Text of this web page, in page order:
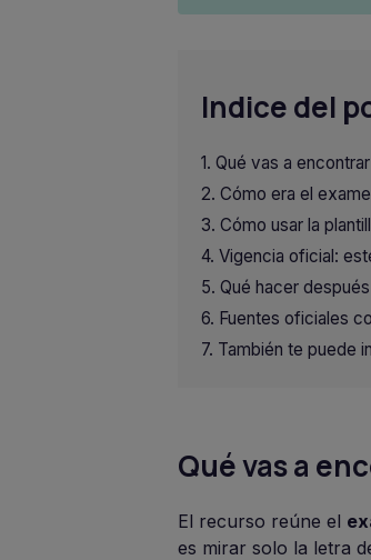
Indice del
Qué vas a
Cómo era el
Cómo usar la
Vigencia oficial:
Qué hacer
Fuentes oficiales
También te puede
Qué vas a
El recurso reúne el
es mirar solo la letra